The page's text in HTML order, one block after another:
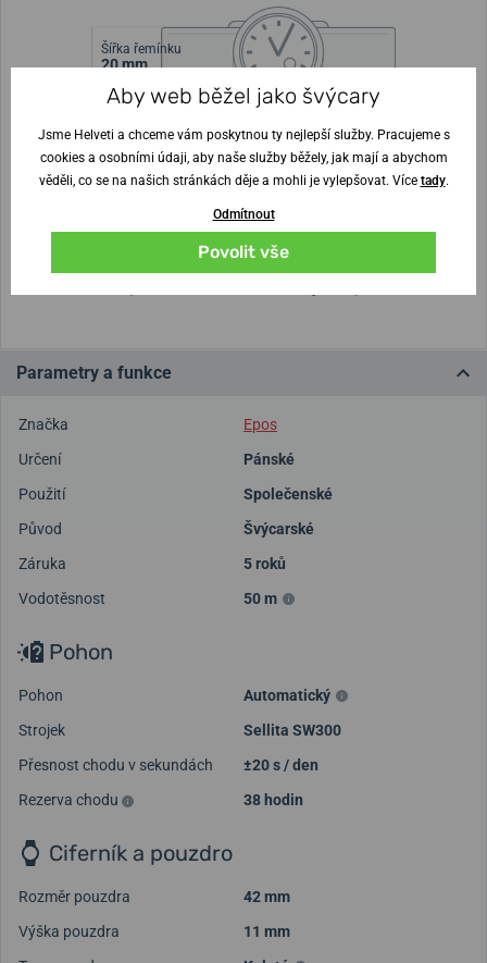
Šířka řemínku
20 mm
Výška pouzdra Průměr pouzdra
Nejste si jisti velikostí?
Vytisknout vzory velikostí
Parametry a funkce
Značka
Epos
Určení
Pánské
Použití
Společenské
Původ
Švýcarské
Záruka
5 roků
Vodotěsnost
50 m
Pohon
Pohon
Automatický
Strojek
Sellita SW300
Přesnost chodu v sekundách
±20 s / den
Rezerva chodu
38 hodin
Ciferník a pouzdro
Rozměr pouzdra
42 mm
Výška pouzdra
11 mm
Aby web běžel jako švýcary
Jsme Helveti a chceme vám poskytnou ty nejlepší služby. Pracujeme s
cookies a osobními údaji, aby naše služby běžely, jak mají a abychom
věděli, co se na našich stránkách děje a mohli je vylepšovat. Více tady.
Odmítnout
Povolit vše